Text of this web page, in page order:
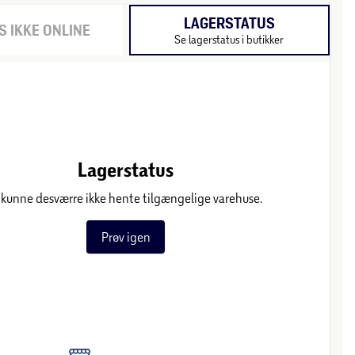
IKKE ONLINE LAGERSTATUS
Se lagerstatus i butikker
Lagerstatus
kunne desværre ikke hente tilgængelige varehuse.
Prøv igen